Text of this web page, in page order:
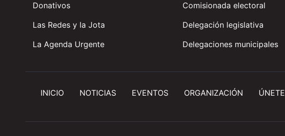
Donativos
Las Redes y la Jota
La Agenda Urgente
Comisionada electoral
Delegación legislativa
Delegaciones municipales
INICIO NOTICIAS EVENTOS ORGANIZACIÓN ÚNETE